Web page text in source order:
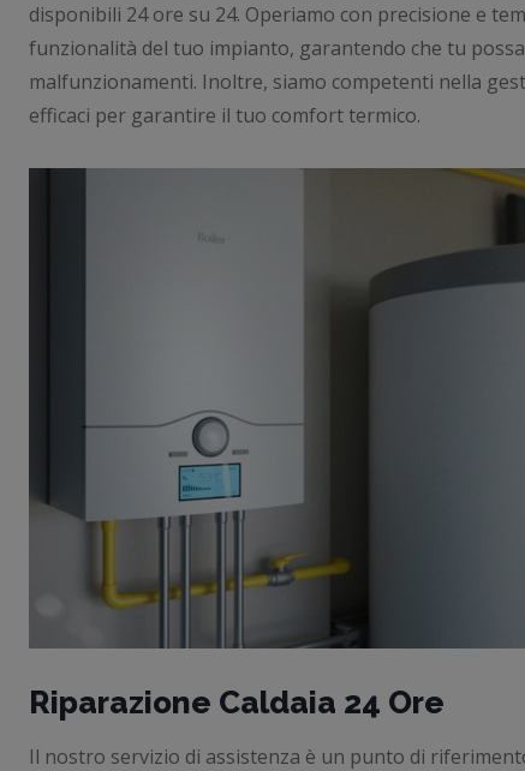
disponibili 24 ore su 24. Operiamo con precisione e
funzionalità del tuo impianto, garantendo che tu
malfunzionamenti. Inoltre, siamo competenti nella
efficaci per garantire il tuo comfort termico.
Riparazione Caldaia 24 Ore
Il nostro servizio di assistenza è un punto di